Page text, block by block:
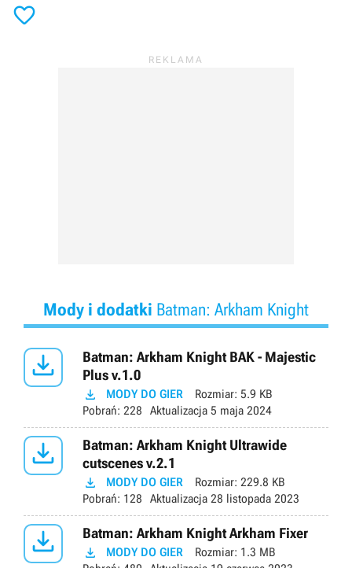

Mody i dodatki Batman: Arkham Knight

Batman: Arkham Knight BAK - Majestic
Plus v.1.0
 MODY DO GIER Rozmiar: 5.9 KB
Pobrań: 228 Aktualizacja 5 maja 2024

Batman: Arkham Knight Ultrawide
cutscenes v.2.1
 MODY DO GIER Rozmiar: 229.8 KB
Pobrań: 128 Aktualizacja 28 listopada 2023
 Batman: Arkham Knight Arkham Fixer
 MODY DO GIER Rozmiar: 1.3 MB